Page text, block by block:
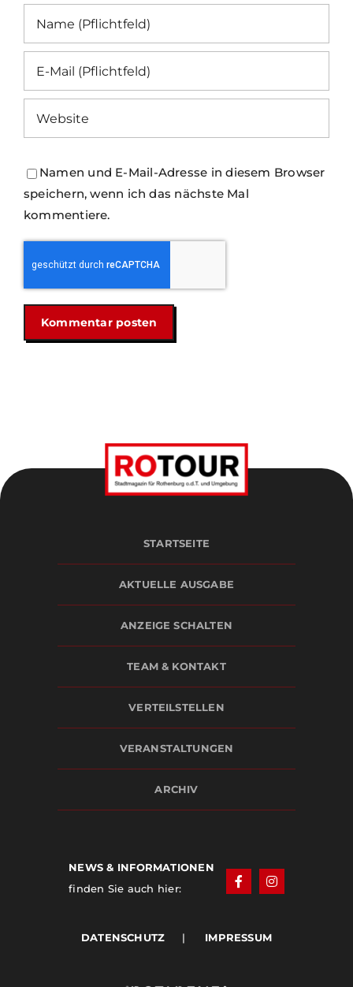
Namen und E-Mail-Adresse in diesem Browser
speichern, wenn ich das nächste Mal
kommentiere.
STARTSEITE
AKTUELLE AUSGABE
ANZEIGE SCHALTEN
TEAM & KONTAKT
VERTEILSTELLEN
VERANSTALTUNGEN
ARCHIV
DATENSCHUTZ | IMPRESSUM
NEWS & INFORMATIONEN
finden Sie auch hier: